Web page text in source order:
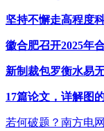
坚持不懈走高程度
徽合肥召开2025年
新制裁包罗衡水易
17篇论文，详解图
若何破题？南方电